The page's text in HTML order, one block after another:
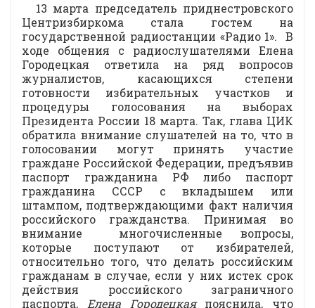
13 марта председатель приднестровского
Центризбиркома стала гостем на
государственной радиостанции «Радио 1». В
ходе общения с радиослушателями Елена
Городецкая ответила на ряд вопросов
журналистов, касающихся степени
готовности избирательных участков и
процедуры голосования на выборах
Президента России 18 марта. Так, глава ЦИК
обратила внимание слушателей на то, что в
голосовании могут принять участие
граждане Российской Федерации, предъявив
паспорт гражданина РФ либо паспорт
гражданина СССР с вкладышем или
штампом, подтверждающими факт наличия
российского гражданства. Принимая во
внимание многочисленные вопросы,
которые поступают от избирателей,
относительно того, что делать российским
гражданам в случае, если у них истек срок
действия российского заграничного
паспорта,
Елена Городецкаяпояснила, что